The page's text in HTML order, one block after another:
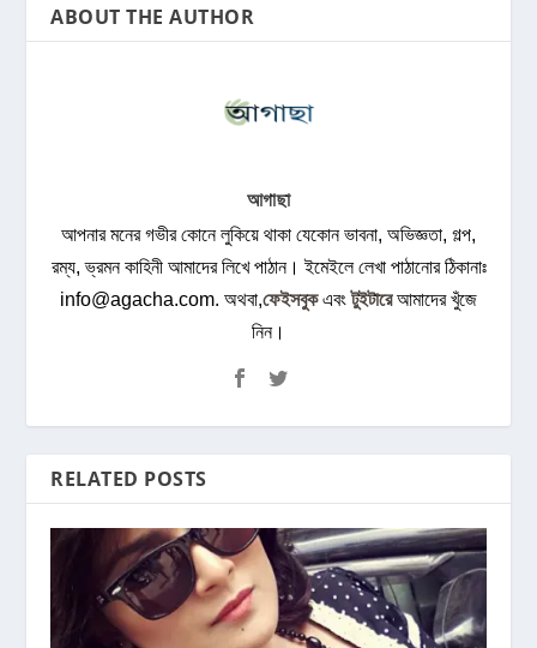
ABOUT THE AUTHOR
আগাছা
আপনার মনের গভীর কোনে লুকিয়ে থাকা যেকোন ভাবনা, অভিজ্ঞতা, গল্প,
রম্য, ভ্রমন কাহিনী আমাদের লিখে পাঠান। ইমেইলে লেখা পাঠানোর ঠিকানাঃ
info@agacha.com. অথবা,ফেইসবুকএবং টুইটারেআমাদের খুঁজে
নিন।
RELATED POSTS